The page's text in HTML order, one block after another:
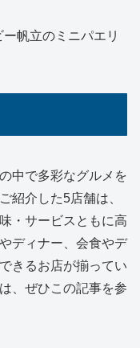
帆立のミニパエリ
中で多彩なグルメを
紹介した5店舗は、
・サービスともに高
ディナー、会食やデ
きるお店が揃ってい
、ぜひこの記事を参